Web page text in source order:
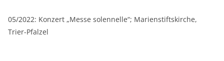
05/2022: Konzert „Messe solennelle“; Marienstiftskirche,
Trier-Pfalzel